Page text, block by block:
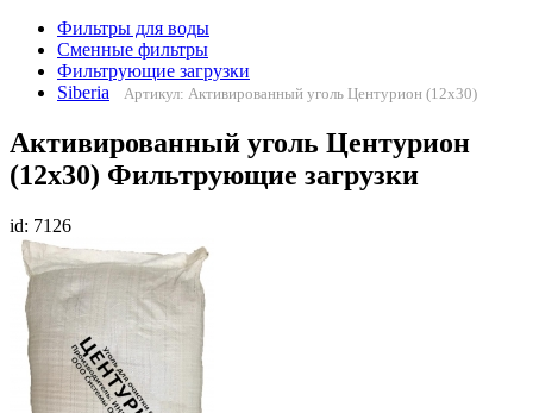
Фильтры для воды
Сменные фильтры
Фильтрующие загрузки
Siberia
Артикул: Активированный уголь Центурион (12х30)
Активированный уголь Центурион
(12х30) Фильтрующие загрузки
id: 7126